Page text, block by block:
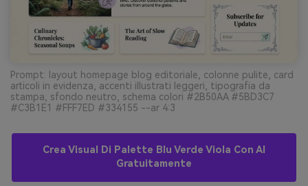
Prompt: layout homepage blog editoriale, colonne pulite, card
articoli in evidenza, accenti illustrati leggeri, tipografia da
stampa, sfondo neutro, schema colori #2B50AA #5BD3C7
#C3B1E1 #FFF7ED #334155 --ar 4:3
Crea Visual Di Palette Blu Verde Viola Con AI
Gratuitamente